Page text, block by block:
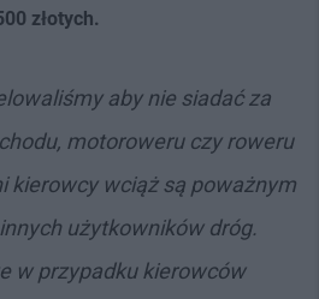
złotych.
aby nie siadać za
motoroweru czy roweru
kierowcy wciąż są poważnym
użytkowników dróg.
w przypadku kierowców